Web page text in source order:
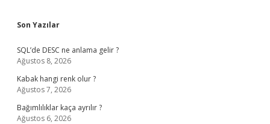
Sidebar
Son Yazılar
SQL’de DESC ne anlama gelir ?
Ağustos 8, 2026
Kabak hangi renk olur ?
Ağustos 7, 2026
Bağımlılıklar kaça ayrılır ?
Ağustos 6, 2026